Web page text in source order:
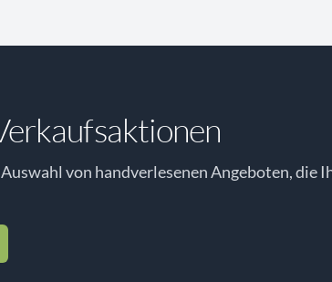
von handverlesenen Angeboten, die